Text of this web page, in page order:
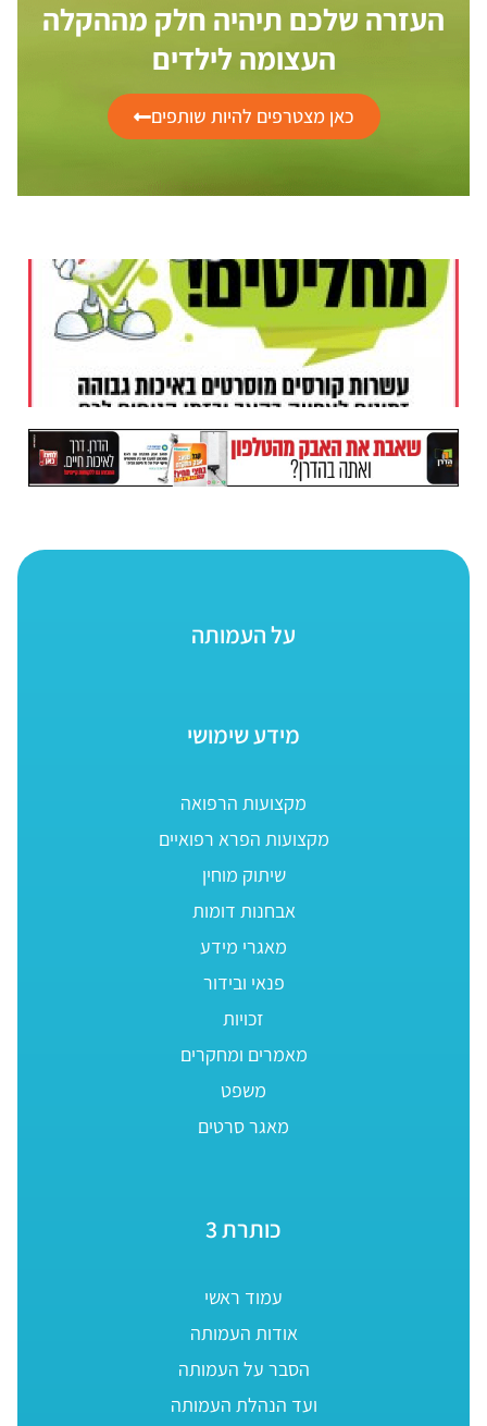
העזרה שלכם תיהיה חלק מההקלה
העצומה לילדים
כאן מצטרפים להיות שותפים
על העמותה
מידע שימושי
מקצועות הרפואה
מקצועות הפרא רפואיים
שיתוק מוחין
אבחנות דומות
מאגרי מידע
פנאי ובידור
זכויות
מאמרים ומחקרים
משפט
מאגר סרטים
כותרת 3
עמוד ראשי
אודות העמותה
הסבר על העמותה
ועד הנהלת העמותה